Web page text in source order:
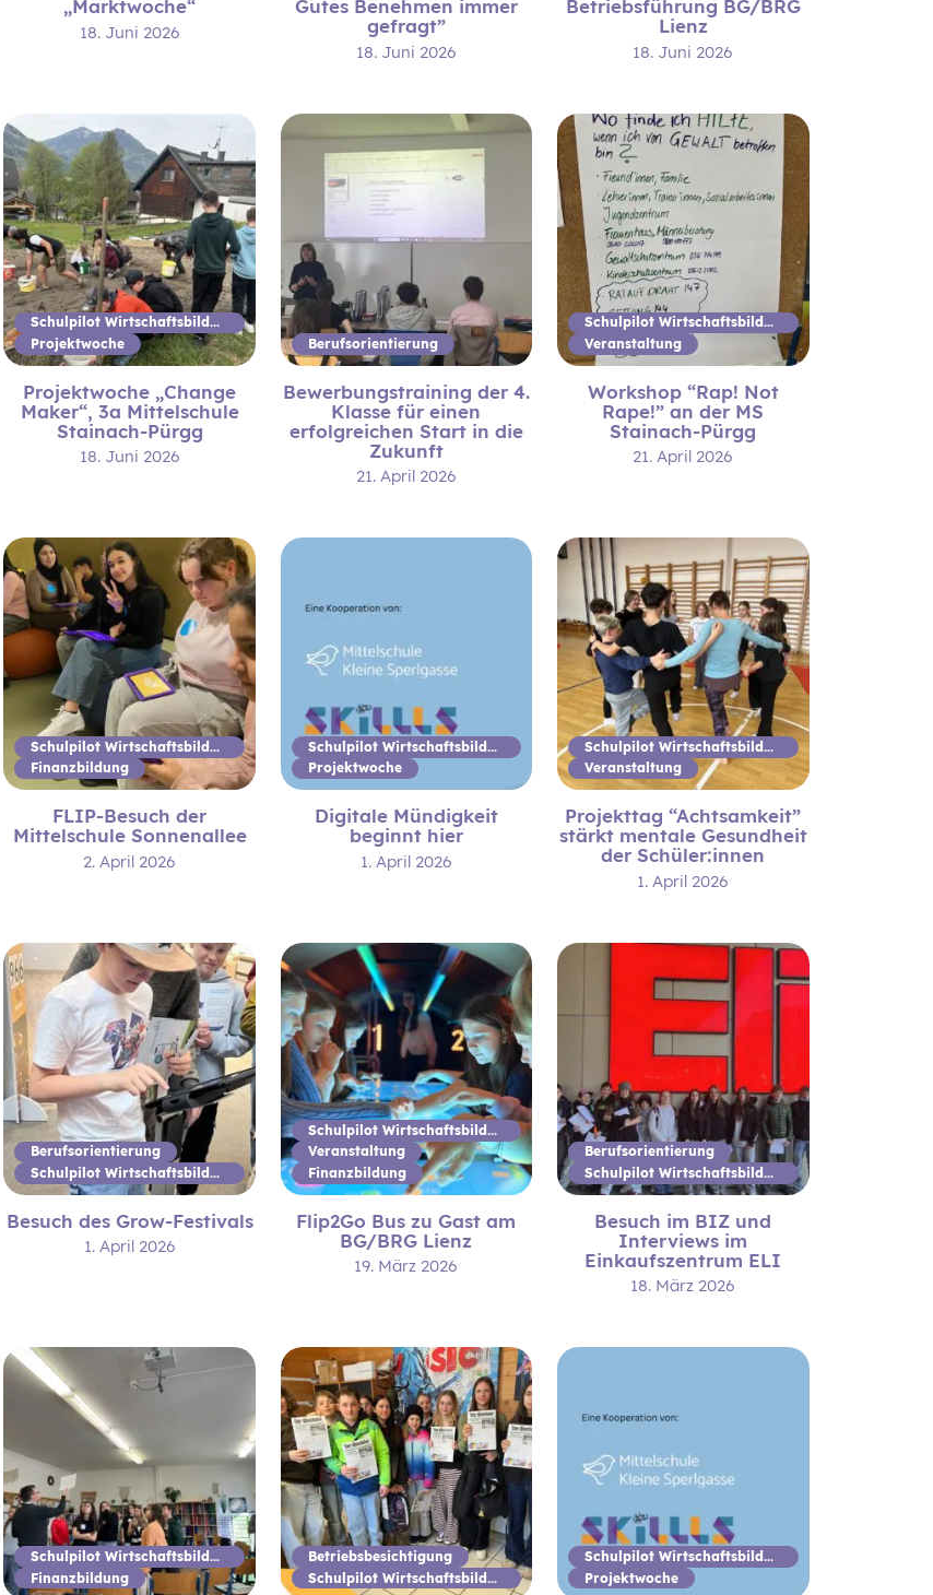
„Marktwoche“
18. Juni 2026
Gutes Benehmen immer
gefragt”
18. Juni 2026
Betriebsführung BG/BRG
Lienz
18. Juni 2026
Schulpilot Wirtschaftsbildung
Projektwoche
Projektwoche „Change
Maker“, 3a Mittelschule
Stainach-Pürgg
18. Juni 2026
Berufsorientierung
Bewerbungstraining der 4.
Klasse für einen
erfolgreichen Start in die
Zukunft
21. April 2026
Schulpilot Wirtschaftsbildung
Veranstaltung
Workshop “Rap! Not
Rape!” an der MS
Stainach-Pürgg
21. April 2026
Schulpilot Wirtschaftsbildung
Finanzbildung
FLIP-Besuch der
Mittelschule Sonnenallee
2. April 2026
Schulpilot Wirtschaftsbildung
Projektwoche
Digitale Mündigkeit
beginnt hier
1. April 2026
Schulpilot Wirtschaftsbildung
Veranstaltung
Projekttag “Achtsamkeit”
stärkt mentale Gesundheit
der Schüler:innen
1. April 2026
Berufsorientierung
Schulpilot Wirtschaftsbildung
Besuch des Grow-Festivals
1. April 2026
Schulpilot Wirtschaftsbildung
Veranstaltung
Finanzbildung
Flip2Go Bus zu Gast am
BG/BRG Lienz
19. März 2026
Berufsorientierung
Schulpilot Wirtschaftsbildung
Besuch im BIZ und
Interviews im
Einkaufszentrum ELI
18. März 2026
Schulpilot Wirtschaftsbildung
Finanzbildung
Betriebsbesichtigung
Schulpilot Wirtschaftsbildung
Schulpilot Wirtschaftsbildung
Projektwoche